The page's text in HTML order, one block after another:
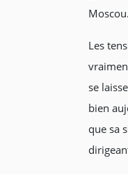
Moscou.
Les
se
bien
que sa